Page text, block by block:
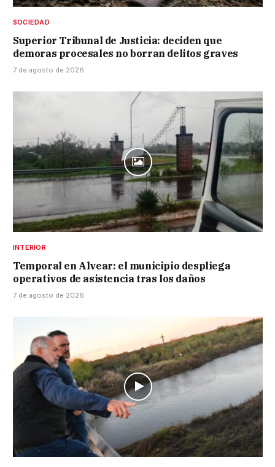
SOCIEDAD
Superior Tribunal de Justicia: deciden que
demoras procesales no borran delitos graves
7 de agosto de 2026
INTERIOR
Temporal en Alvear: el municipio despliega
operativos de asistencia tras los daños
7 de agosto de 2026